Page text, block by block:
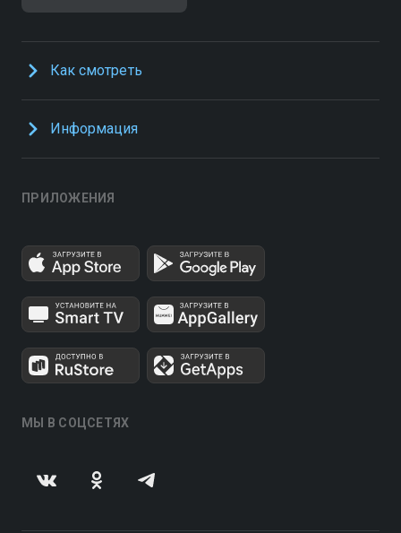
Как смотреть
Информация
ПРИЛОЖЕНИЯ
МЫ В СОЦСЕТЯХ